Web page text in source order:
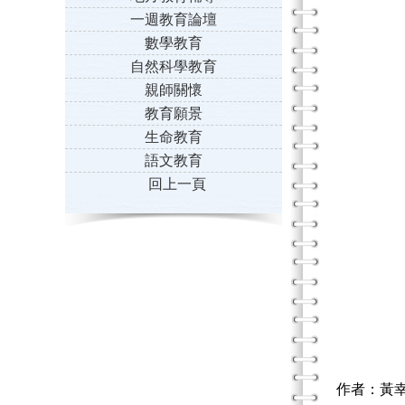
一週教育論壇
數學教育
自然科學教育
親師關懷
教育願景
生命教育
語文教育
回上一頁
作者：黃